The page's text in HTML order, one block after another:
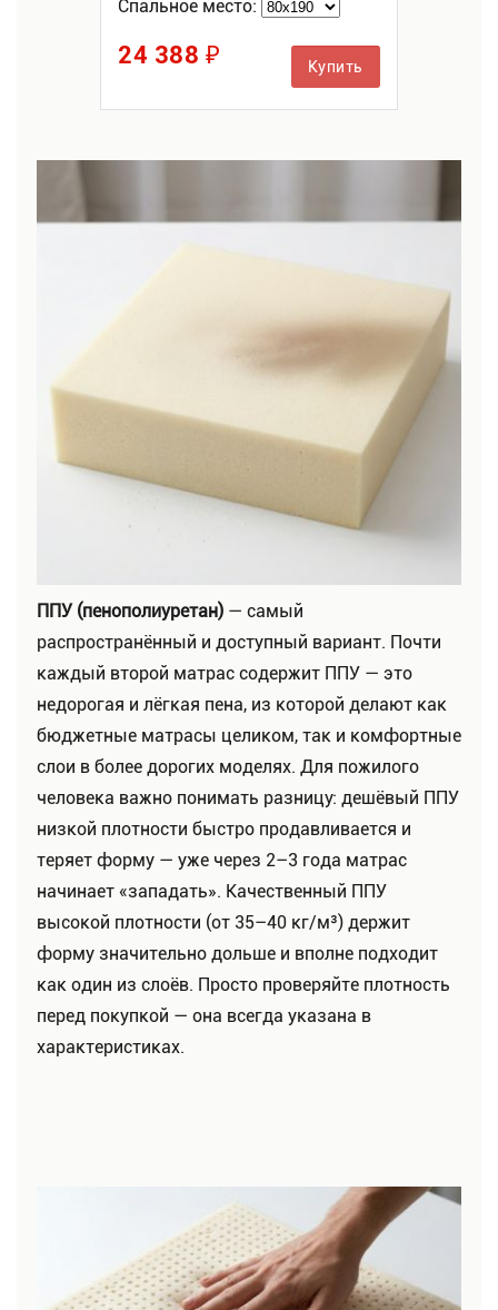
Спальное место:
24 388 ₽ Купить
ППУ (пенополиуретан) — самый
распространённый и доступный вариант. Почти
каждый второй матрас содержит ППУ — это
недорогая и лёгкая пена, из которой делают как
бюджетные матрасы целиком, так и комфортные
слои в более дорогих моделях. Для пожилого
человека важно понимать разницу: дешёвый ППУ
низкой плотности быстро продавливается и
теряет форму — уже через 2–3 года матрас
начинает «западать». Качественный ППУ
высокой плотности (от 35–40 кг/м³) держит
форму значительно дольше и вполне подходит
как один из слоёв. Просто проверяйте плотность
перед покупкой — она всегда указана в
характеристиках.